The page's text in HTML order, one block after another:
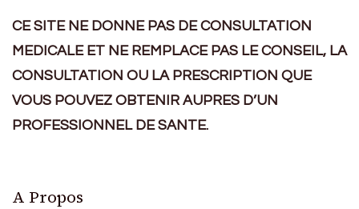
CE SITE NE DONNE PAS DE CONSULTATION
MEDICALE ET NE REMPLACE PAS LE CONSEIL, LA
CONSULTATION OU LA PRESCRIPTION QUE
VOUS POUVEZ OBTENIR AUPRES D’UN
PROFESSIONNEL DE SANTE.
A Propos